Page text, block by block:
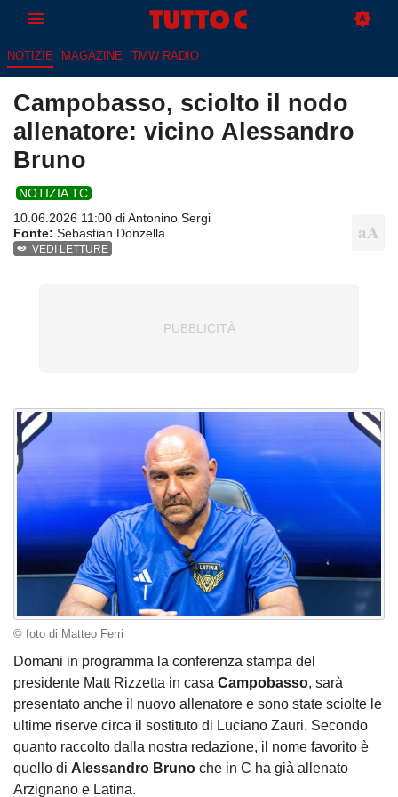
NOTIZIE MAGAZINE TMW RADIO
Campobasso, sciolto il nodo
allenatore: vicino Alessandro
Bruno
NOTIZIA TC
10.06.2026 11:00 diAntonino Sergi
Fonte: Sebastian Donzella
VEDI LETTURE
© foto di Matteo Ferri
Domani in programma la conferenza stampa del
presidente Matt Rizzetta in casa Campobasso, sarà
presentato anche il nuovo allenatore e sono state sciolte le
ultime riserve circa il sostituto di Luciano Zauri. Secondo
quanto raccolto dalla nostra redazione, il nome favorito è
quello di Alessandro Bruno che in C ha già allenato
Arzignano e Latina.